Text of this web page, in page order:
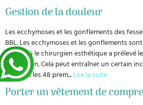
Gestion de la douleur
Les ecchymoses et les gonflements des
BBL. Les ecchymoses et les gonflements
zones où le chirurgien esthétique a prélevé
l’opération. Cela peut entraîner un certain
pendant les 48 prem...Lire la suite
Porter un vêtement de